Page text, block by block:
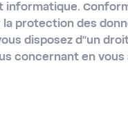
protection des
disposez d''un
concernant en vous